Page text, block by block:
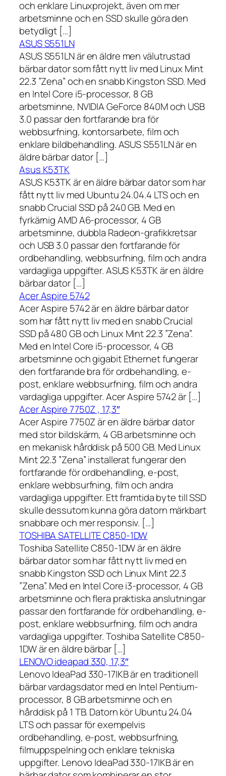
och enklare Linuxprojekt, även om mer
arbetsminne och en SSD skulle göra den
betydligt […]
ASUS S551LN
ASUS S551LN är en äldre men välutrustad
bärbar dator som fått nytt liv med Linux Mint
22.3 ”Zena” och en snabb Kingston SSD. Med
en Intel Core i5-processor, 8 GB
arbetsminne, NVIDIA GeForce 840M och USB
3.0 passar den fortfarande bra för
webbsurfning, kontorsarbete, film och
enklare bildbehandling. ASUS S551LN är en
äldre bärbar dator […]
Asus K53TK
ASUS K53TK är en äldre bärbar dator som har
fått nytt liv med Ubuntu 24.04.4 LTS och en
snabb Crucial SSD på 240 GB. Med en
fyrkärnig AMD A6-processor, 4 GB
arbetsminne, dubbla Radeon-grafikkretsar
och USB 3.0 passar den fortfarande för
ordbehandling, webbsurfning, film och andra
vardagliga uppgifter. ASUS K53TK är en äldre
bärbar dator […]
Acer Aspire 5742
Acer Aspire 5742 är en äldre bärbar dator
som har fått nytt liv med en snabb Crucial
SSD på 480 GB och Linux Mint 22.3 ”Zena”.
Med en Intel Core i5-processor, 4 GB
arbetsminne och gigabit Ethernet fungerar
den fortfarande bra för ordbehandling, e-
post, enklare webbsurfning, film och andra
vardagliga uppgifter. Acer Aspire 5742 är […]
Acer Aspire 7750Z , 17,3″
Acer Aspire 7750Z är en äldre bärbar dator
med stor bildskärm, 4 GB arbetsminne och
en mekanisk hårddisk på 500 GB. Med Linux
Mint 22.3 ”Zena” installerat fungerar den
fortfarande för ordbehandling, e-post,
enklare webbsurfning, film och andra
vardagliga uppgifter. Ett framtida byte till SSD
skulle dessutom kunna göra datorn märkbart
snabbare och mer responsiv. […]
TOSHIBA SATELLITE C850-1DW
Toshiba Satellite C850-1DW är en äldre
bärbar dator som har fått nytt liv med en
snabb Kingston SSD och Linux Mint 22.3
”Zena”. Med en Intel Core i3-processor, 4 GB
arbetsminne och flera praktiska anslutningar
passar den fortfarande för ordbehandling, e-
post, enklare webbsurfning, film och andra
vardagliga uppgifter. Toshiba Satellite C850-
1DW är en äldre bärbar […]
LENOVO ideapad 330, 17,3″
Lenovo IdeaPad 330-17IKB är en traditionell
bärbar vardagsdator med en Intel Pentium-
processor, 8 GB arbetsminne och en
hårddisk på 1 TB. Datorn kör Ubuntu 24.04
LTS och passar för exempelvis
ordbehandling, e-post, webbsurfning,
filmuppspelning och enklare tekniska
uppgifter. Lenovo IdeaPad 330-17IKB är en